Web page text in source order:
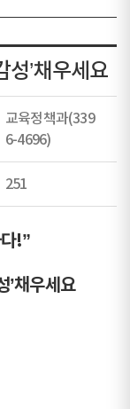
성’채우세요
교육정책과(339
6-4696)
251
!”
’채우세요